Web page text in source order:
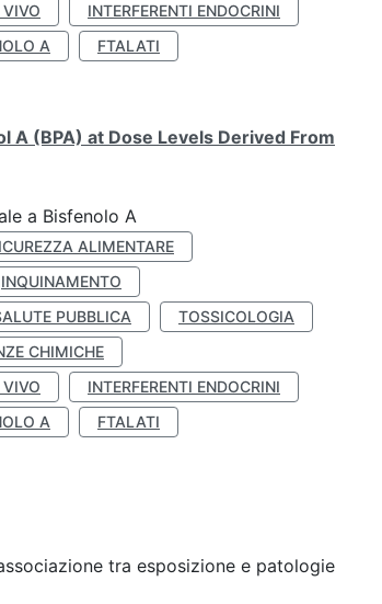
INTERFERENTI ENDOCRINI
A
FTALATI
(BPA) at Dose Levels Derived From
a Bisfenolo A
ALIMENTARE
INQUINAMENTO
PUBBLICA
TOSSICOLOGIA
CHIMICHE
INTERFERENTI ENDOCRINI
A
FTALATI
tra esposizione e patologie